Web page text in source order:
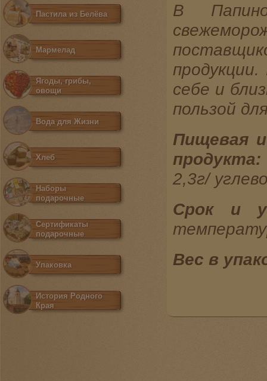
В
себе и
пользой
Пищевая
продукта:
2,3г/
Срок и
Вес в
Пастила из Белёва
Мармелад
Ягоды, грибы,
овощи
Вода для Жизни
Хлеб
Наборы
подарочные
Сертификаты
подарочные
Упаковка
История Родного
Края